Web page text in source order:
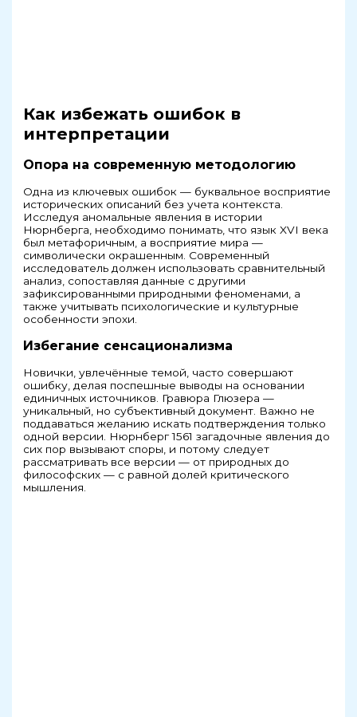
Как избежать ошибок в
интерпретации
Опора на современную методологию
Одна из ключевых ошибок — буквальное восприятие
исторических описаний без учета контекста.
Исследуя аномальные явления в истории
Нюрнберга, необходимо понимать, что язык XVI века
был метафоричным, а восприятие мира —
символически окрашенным. Современный
исследователь должен использовать сравнительный
анализ, сопоставляя данные с другими
зафиксированными природными феноменами, а
также учитывать психологические и культурные
особенности эпохи.
Избегание сенсационализма
Новички, увлечённые темой, часто совершают
ошибку, делая поспешные выводы на основании
единичных источников. Гравюра Глюзера —
уникальный, но субъективный документ. Важно не
поддаваться желанию искать подтверждения только
одной версии. Нюрнберг 1561 загадочные явления до
сих пор вызывают споры, и потому следует
рассматривать все версии — от природных до
философских — с равной долей критического
мышления.